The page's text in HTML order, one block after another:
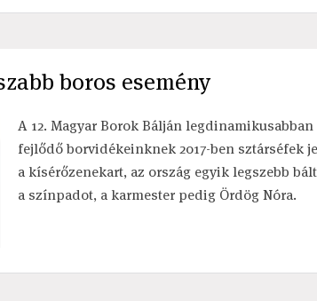
boros esemény
A 12. Magyar Borok Bálján legdinamikusabban
fejlődő borvidékeinknek 2017-ben sztárséfek
a kísérőzenekart, az ország egyik legszebb
a színpadot, a karmester pedig Ördög Nóra.